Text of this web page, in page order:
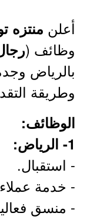
أعلن منتزه
وظائف (
بالرياض
وطريقة
الوظائف:
1- الرياض:
- استقبال.
- خدمة
- منسق